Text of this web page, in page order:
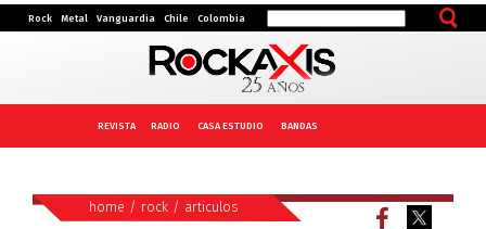
Rock Metal Vanguardia Chile Colombia
REVISTA RADIO CASA ESTUDIO BANDAS
home / rock/ articulos